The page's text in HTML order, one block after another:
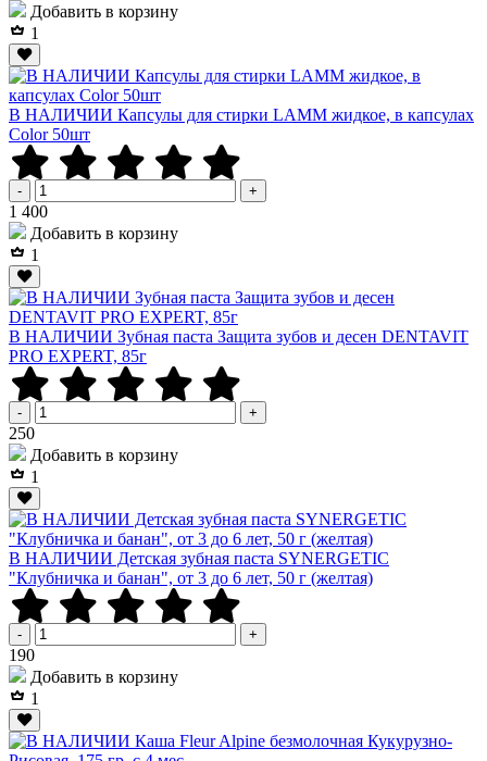
Добавить в корзину
1
В НАЛИЧИИ Капсулы для стирки LAMM жидкое, в капсулах
Color 50шт
- +
1 400Р
Добавить в корзину
1
В НАЛИЧИИ Зубная паста Защита зубов и десен DENTAVIT
PRO EXPERT, 85г
- +
250Р
Добавить в корзину
1
В НАЛИЧИИ Детская зубная паста SYNERGETIC
"Клубничка и банан", от 3 до 6 лет, 50 г (желтая)
- +
190Р
Добавить в корзину
1